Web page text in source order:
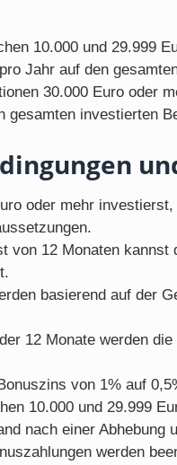
10.000 und 29.999
Jahr auf den
30.000 Euro oder
gesamten investierten
oder mehr
von 12 Monaten
basierend auf der
12 Monate werden
von 1% auf
10.000 und 29.999
nach einer Abhebung
werden